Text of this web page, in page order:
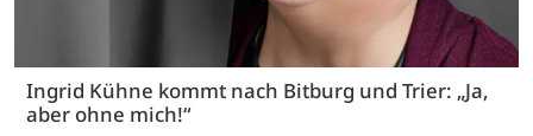
Ingrid Kühne kommt nach Bitburg und Trier: „Ja,
aber ohne mich!“